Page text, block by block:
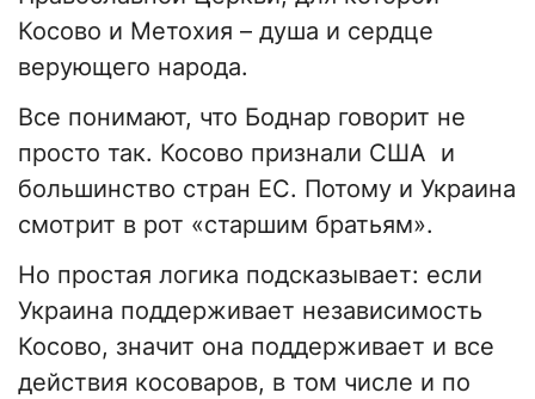
Косово и Метохия – душа и сердце
верующего народа.
Все понимают, что Боднар говорит не
просто так. Косово признали США и
большинство стран ЕС. Потому и Украина
смотрит в рот «старшим братьям».
Но простая логика подсказывает: если
Украина поддерживает независимость
Косово, значит она поддерживает и все
действия косоваров, в том числе и по